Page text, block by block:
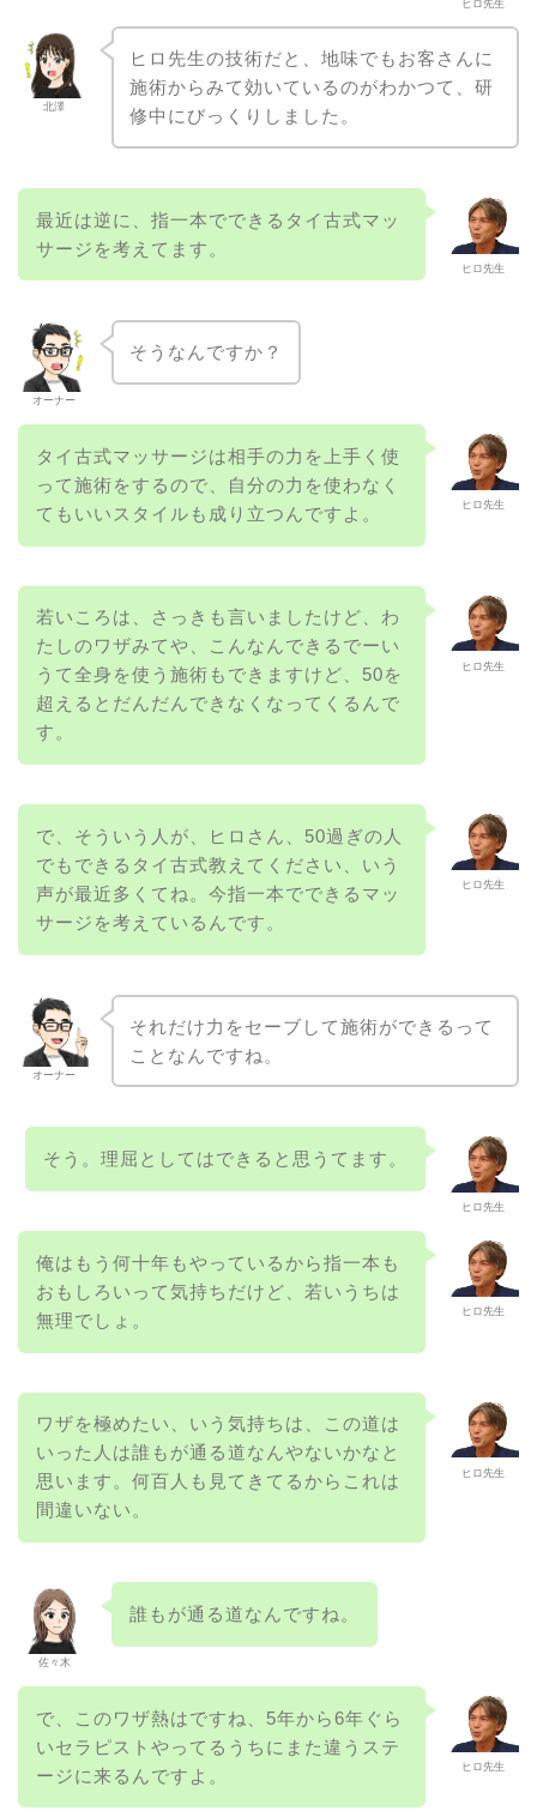
ヒロ先生
北澤
ヒロ先生の技術だと、地味でもお客さんに
施術からみて効いているのがわかつて、研
修中にびっくりしました。
ヒロ先生
最近は逆に、指一本でできるタイ古式マッ
サージを考えてます。
オーナー
そうなんですか？
ヒロ先生
タイ古式マッサージは相手の力を上手く使
って施術をするので、自分の力を使わなく
てもいいスタイルも成り立つんですよ。
ヒロ先生
若いころは、さっきも言いましたけど、わ
たしのワザみてや、こんなんできるでーい
うて全身を使う施術もできますけど、50を
超えるとだんだんできなくなってくるんで
す。
ヒロ先生
で、そういう人が、ヒロさん、50過ぎの人
でもできるタイ古式教えてください、いう
声が最近多くてね。今指一本でできるマッ
サージを考えているんです。
オーナー
それだけ力をセーブして施術ができるって
ことなんですね。
ヒロ先生
そう。理屈としてはできると思うてます。
ヒロ先生
俺はもう何十年もやっているから指一本も
おもしろいって気持ちだけど、若いうちは
無理でしょ。
ヒロ先生
ワザを極めたい、いう気持ちは、この道は
いった人は誰もが通る道なんやないかなと
思います。何百人も見てきてるからこれは
間違いない。
佐々木
誰もが通る道なんですね。
ヒロ先生
で、このワザ熱はですね、5年から6年ぐら
いセラピストやってるうちにまた違うステ
ージに来るんですよ。